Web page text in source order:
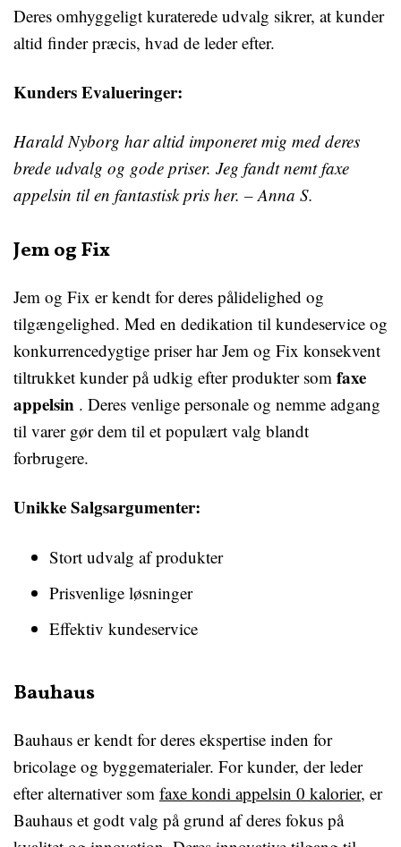
Deres omhyggeligt kuraterede udvalg sikrer, at kunder
altid finder præcis, hvad de leder efter.
Kunders Evalueringer:
Harald Nyborg har altid imponeret mig med deres
brede udvalg og gode priser. Jeg fandt nemtfaxe
appelsin til en fantastisk pris her. – Anna S.
Jem og Fix
Jem og Fix er kendt for deres pålidelighed og
tilgængelighed. Med en dedikation til kundeservice og
konkurrencedygtige priser har Jem og Fix konsekvent
tiltrukket kunder på udkig efter produkter som faxe
appelsin . Deres venlige personale og nemme adgang
til varer gør dem til et populært valg blandt
forbrugere.
Unikke Salgsargumenter:
Stort udvalg af produkter
Prisvenlige løsninger
Effektiv kundeservice
Bauhaus
Bauhaus er kendt for deres ekspertise inden for
bricolage og byggematerialer. For kunder, der leder
efter alternativer som faxe kondi appelsin 0 kalorier, er
Bauhaus et godt valg på grund af deres fokus på